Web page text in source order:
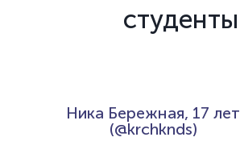
студенты
Ника Бережная, 17 лет
(@krchknds)